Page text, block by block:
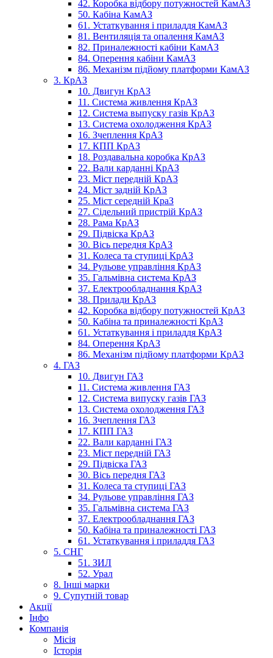
42. Коробка відбору потужностей КамАЗ
50. Кабіна КамАЗ
61. Устаткування і приладдя КамАЗ
81. Вентиляція та опалення КамАЗ
82. Приналежності кабіни КамАЗ
84. Оперення кабіни КамАЗ
86. Механізм підйому платформи КамАЗ
3. КрАЗ
10. Двигун КрАЗ
11. Система живлення КрАЗ
12. Система выпуску газів КрАЗ
13. Система охолодження КрАЗ
16. Зчеплення КрАЗ
17. КПП КрАЗ
18. Роздавальна коробка КрАЗ
22. Вали карданні КрАЗ
23. Міст передній КрАЗ
24. Міст задній КрАЗ
25. Міст середній КраЗ
27. Сідельний пристрій КрАЗ
28. Рама КрАЗ
29. Підвіска КрАЗ
30. Вісь передня КрАЗ
31. Колеса та ступиці КрАЗ
34. Рульове управління КрАЗ
35. Гальмівна система КрАЗ
37. Електрообладнання КрАЗ
38. Прилади КрАЗ
42. Коробка відбору потужностей КрАЗ
50. Кабіна та приналежності КрАЗ
61. Устаткування і приладдя КрАЗ
84. Оперення КрАЗ
86. Механізм підйому платформи КрАЗ
4. ГАЗ
10. Двигун ГАЗ
11. Система живлення ГАЗ
12. Система випуску газів ГАЗ
13. Система охолодження ГАЗ
16. Зчеплення ГАЗ
17. КПП ГАЗ
22. Вали карданні ГАЗ
23. Міст передній ГАЗ
29. Підвіска ГАЗ
30. Вісь передня ГАЗ
31. Колеса та ступиці ГАЗ
34. Рульове управління ГАЗ
35. Гальмівна система ГАЗ
37. Електрообладнання ГАЗ
50. Кабіна та приналежності ГАЗ
61. Устаткування і приладдя ГАЗ
5. СНГ
51. ЗИЛ
52. Урал
8. Інші марки
9. Супутній товар
Акції
Інфо
Компанія
Місія
Історія